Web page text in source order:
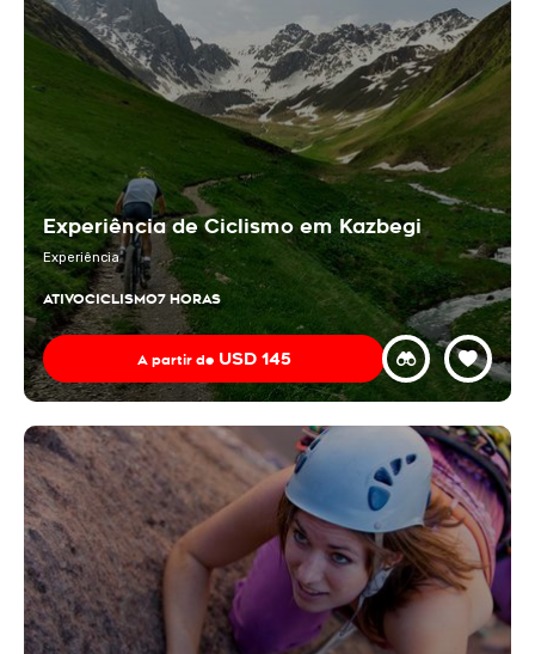
Experiência de Ciclismo em Kazbegi
Experiência
ATIVOCICLISMO7 HORAS
A partir de USD 145